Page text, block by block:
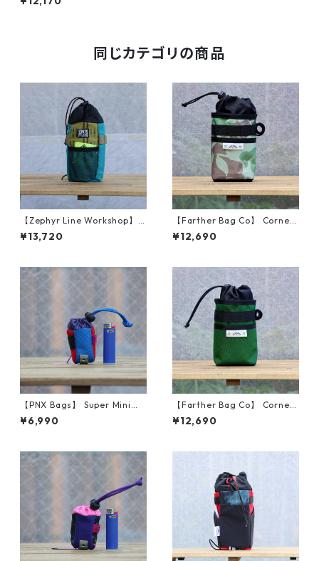
同じカテゴリの商品
【Zephyr Line Workshop】 S
nacky Sacks (Teal/Black)
¥13,720
【Farther Bag Co】 Corner
Pocket Stem Bag (Frogskin
Camo)
¥12,690
【PNX Bags】 Super Mini（B
lue/Red）
¥6,990
【Farther Bag Co】 Corner
Pocket Stem Bag (Forest Gr
een)
¥12,690